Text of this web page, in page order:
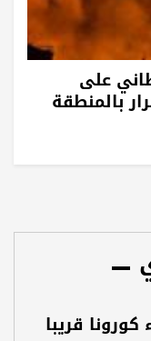
على
بالمنطقة
قريبا